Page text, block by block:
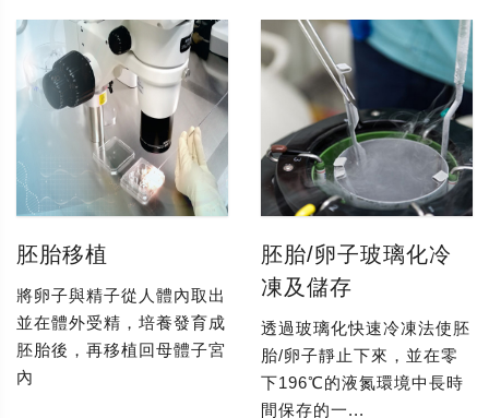
胚胎移植
將卵子與精子從人體內取出
並在體外受精，培養發育成
胚胎後，再移植回母體子宮
內
胚胎/卵子玻璃化冷
凍及儲存
透過玻璃化快速冷凍法使胚
胎/卵子靜止下來，並在零
下196℃的液氮環境中長時
間保存的一...